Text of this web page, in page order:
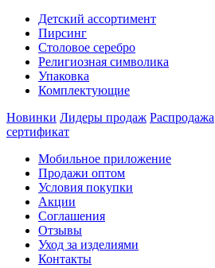
Детский ассортимент
Пирсинг
Столовое серебро
Религиозная символика
Упаковка
Комплектующие
Новинки Лидеры продаж Распродажа
сертификат
Мобильное приложение
Продажи оптом
Условия покупки
Акции
Соглашения
Отзывы
Уход за изделиями
Контакты